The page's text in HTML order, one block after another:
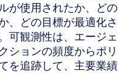
が使用されたか、どの
、どの目標が最適化さ
可観測性は、エージェ
ションの頻度からポリ
を追跡して、主要業績